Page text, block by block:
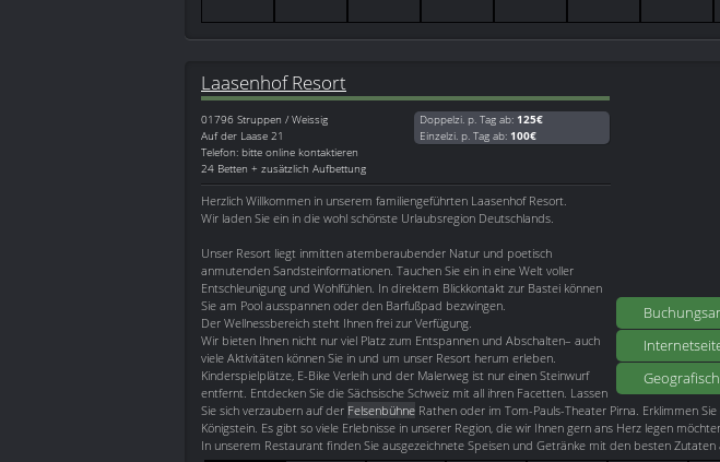
Laasenhof Resort
01796 Struppen / Weissig
Auf der Laase 21
Telefon: bitte online kontaktieren
24 Betten + zusätzlich Aufbettung
Doppelzi. p. Tag ab: 125€
Einzelzi. p. Tag ab: 100€
Herzlich Willkommen in unserem familiengeführten Laasenhof Resort.
Wir laden Sie ein in die wohl schönste Urlaubsregion Deutschlands.
Unser Resort liegt inmitten atemberaubender Natur und poetisch
anmutenden Sandsteinformationen. Tauchen Sie ein in eine Welt voller
Entschleunigung und Wohlfühlen. In direktem Blickkontakt zur Bastei können
Sie am Pool ausspannen oder den Barfußpad bezwingen.
Der Wellnessbereich steht Ihnen frei zur Verfügung.
Wir bieten Ihnen nicht nur viel Platz zum Entspannen und Abschalten– auch
viele Aktivitäten können Sie in und um unser Resort herum erleben.
Kinderspielplätze, E-Bike Verleih und der Malerweg ist nur einen Steinwurf
entfernt. Entdecken Sie die Sächsische Schweiz mit all ihren Facetten. Lassen
Sie sich verzaubern auf der Felsenbühne Rathen oder im Tom-Pauls-Theater Pirna. Erklimmen
Königstein. Es gibt so viele Erlebnisse in unserer Region, die wir Ihnen gern ans Herz legen
In unserem Restaurant finden Sie ausgezeichnete Speisen und Getränke mit den besten Zutaten